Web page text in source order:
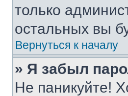
только
остальных вы
Вернуться к началу
» Я забыл
Не паникуйте!